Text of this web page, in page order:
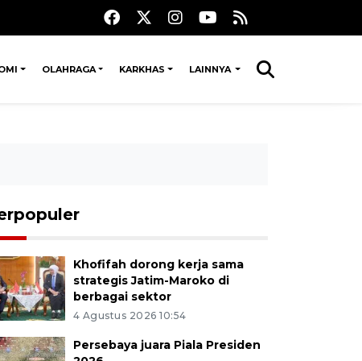
OLAHRAGA KARKHAS LAINNYA
Khofifah dorong kerja sama
strategis Jatim-Maroko di
berbagai sektor
4 Agustus 2026 10:54
Persebaya juara Piala Presiden